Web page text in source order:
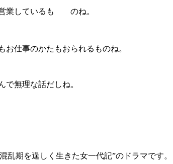
営業しているも のね。
仕事のかたもおられるものね。
無理な話だしね。
乱期を逞しく生きた女一代記”のドラマです。